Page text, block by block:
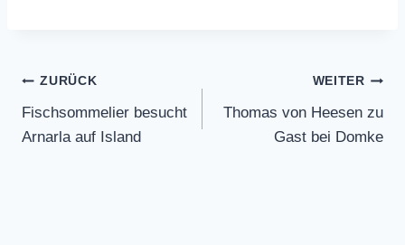
Beitragsnavigation
ZURÜCK
Fischsommelier besucht
Arnarla auf Island
WEITER
Thomas von Heesen zu
Gast bei Domke